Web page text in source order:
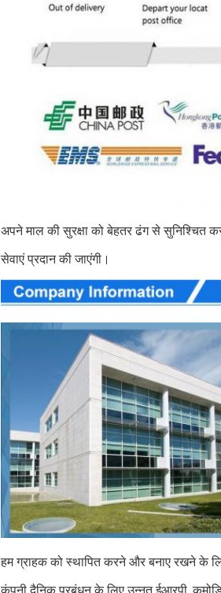
अपने माल की सुरक्षा को बेहतर ढंग से
सेवाएं प्रदान की जाएंगी।
हम ग्राहक को स्थापित करने और बनाए रखने के